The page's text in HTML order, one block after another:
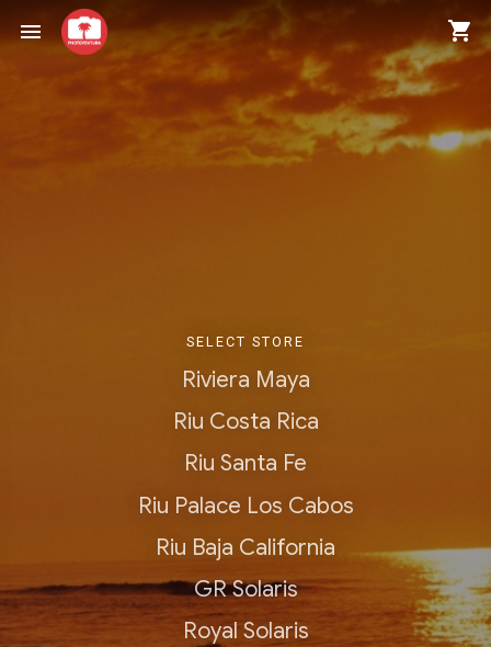
menu shopping_cart
SELECT STORE
Riviera Maya
Riu Costa Rica
Riu Santa Fe
Riu Palace Los Cabos
Riu Baja California
GR Solaris
Royal Solaris